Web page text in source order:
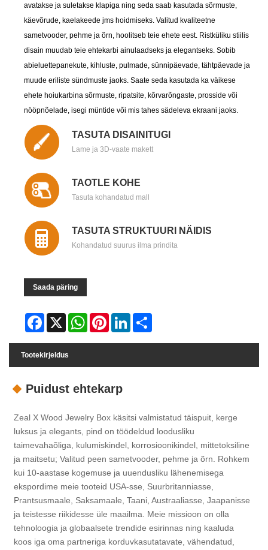
avatakse ja suletakse klapiga ning seda saab kasutada sõrmuste,
käevõrude, kaelakeede jms hoidmiseks. Valitud kvaliteetne
sametvooder, pehme ja õrn, hoolitseb teie ehete eest. Ristküliku stiilis
disain muudab teie ehtekarbi ainulaadseks ja elegantseks. Sobib
abieluettepanekute, kihluste, pulmade, sünnipäevade, tähtpäevade ja
muude eriliste sündmuste jaoks. Saate seda kasutada ka väikese
ehete hoiukarbina sõrmuste, ripatsite, kõrvarõngaste, prosside või
nööpnõelade, isegi müntide või mis tahes sädeleva ekraani jaoks.
TASUTA DISAINITUGI
Lame ja 3D-vaate makett
TAOTLE KOHE
Tasuta kohandatud mall
TASUTA STRUKTUURI NÄIDIS
Kohandatud suurus ilma prindita
Saada päring
Facebook
X WhatsAppPinterestLinkedIn
Tootekirjeldus
Puidust ehtekarp
Zeal X Wood Jewelry Box käsitsi valmistatud täispuit, kerge
luksus ja elegants, pind on töödeldud loodusliku
taimevahaõliga, kulumiskindel, korrosioonikindel, mittetoksiline
ja maitsetu; Valitud peen sametvooder, pehme ja õrn. Rohkem
kui 10-aastase kogemuse ja uuendusliku lähenemisega
ekspordime meie tooteid USA-sse, Suurbritanniasse,
Prantsusmaale, Saksamaale, Taani, Austraaliasse, Jaapanisse
ja teistesse riikidesse üle maailma. Meie missioon on olla
tehnoloogia ja globaalsete trendide esirinnas ning kaaluda
koos iga oma partneriga korduvkasutatavate, vähendatud,